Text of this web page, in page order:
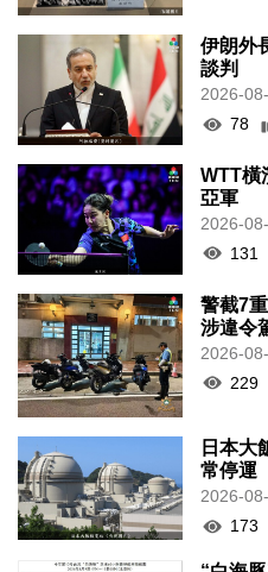
伊朗外
談判
2026-
78
WTT橫
亞軍
2026-
131
警截7
涉違令
2026-
229
日本大
常停運
2026-
173